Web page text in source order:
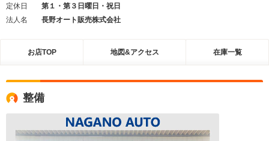
定休日
第１・第３日曜日・祝日
法人名
長野オート販売株式会社
お店TOP 地図&アクセス 在庫一覧
整備